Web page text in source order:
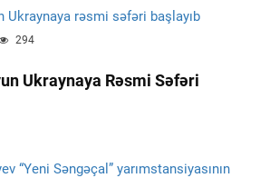
294
Ukraynaya Rəsmi Səfəri